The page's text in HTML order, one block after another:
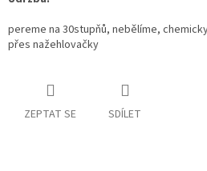
pereme na 30stupňů, nebělíme,
přes nažehlovačky
ZEPTAT SE SDÍLET